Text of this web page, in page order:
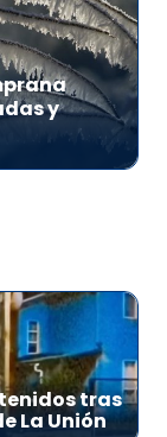
y
tras
La Unión